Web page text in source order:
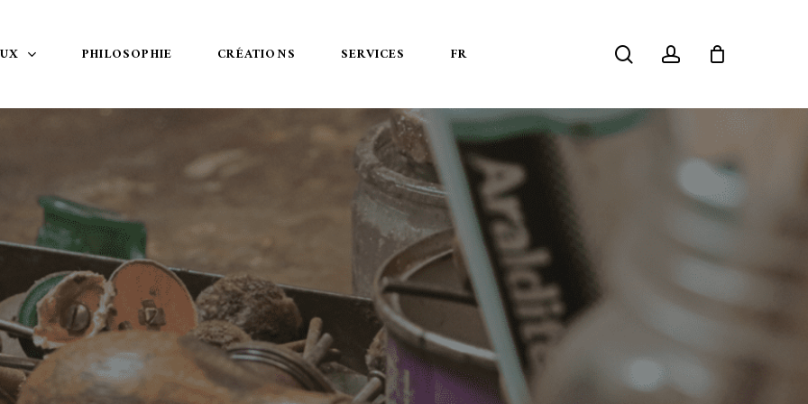
PHILOSOPHIE CRÉATIONS SERVICES FR searchaccount